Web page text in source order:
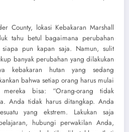
County, lokasi Kebakaran Marshall
tahu betul bagaimana perubahan
pun kapan saja. Namun, sulit
banyak perubahan yang dilakukan
kebakaran hutan yang sedang
bahwa setiap orang harus mulai
bisa: “Orang-orang tidak
Anda tidak harus ditangkap. Anda
yang ekstrem. Lakukan saja
hubungi perwakilan Anda,